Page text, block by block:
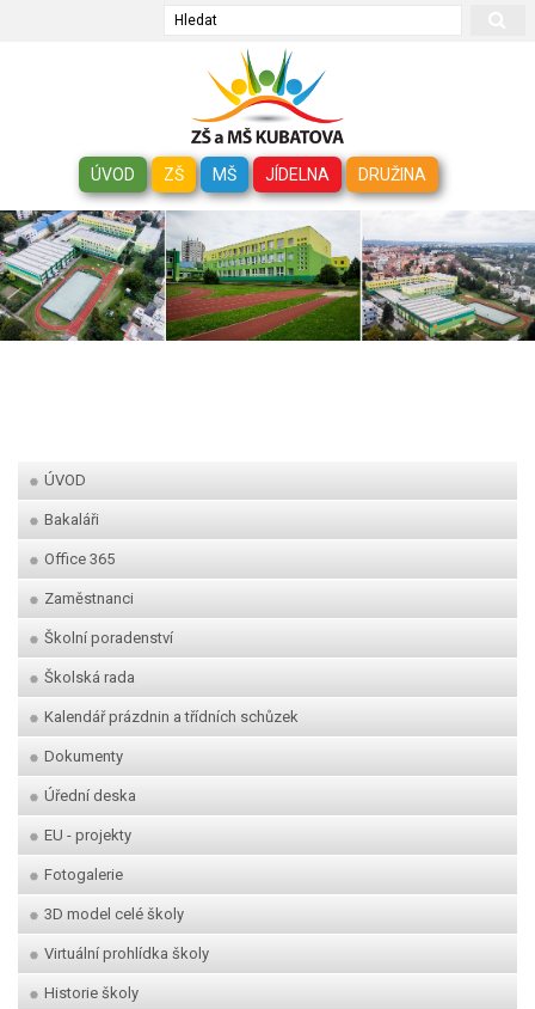
Hledat
ÚVOD ZŠ MŠ JÍDELNA DRUŽINA
ÚVOD
Bakaláři
Office 365
Zaměstnanci
Školní poradenství
Školská rada
Kalendář prázdnin a třídních schůzek
Dokumenty
Úřední deska
EU - projekty
Fotogalerie
3D model celé školy
Virtuální prohlídka školy
Historie školy